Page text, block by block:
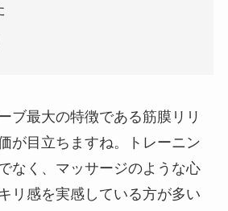
ブ最大の特徴である筋膜リリ
が目立ちますね。トレーニン
なく、マッサージのような心
リ感を実感している方が多い